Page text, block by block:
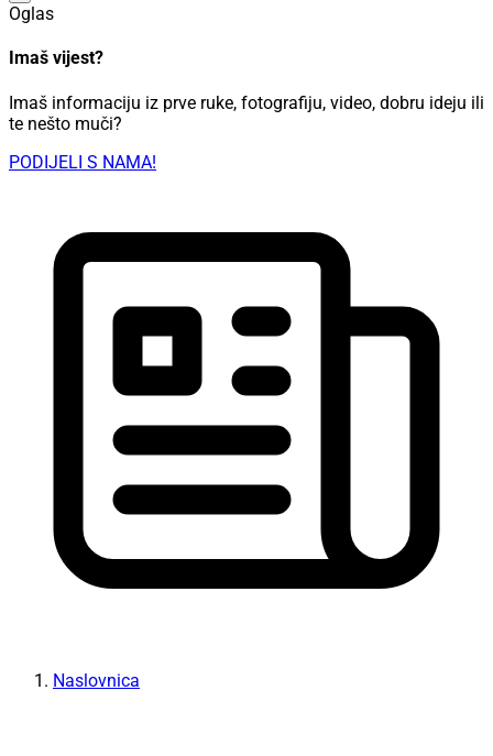
Oglas
Imaš vijest?
Imaš informaciju iz prve ruke, fotografiju, video, dobru ideju ili
te nešto muči?
PODIJELI S NAMA!
Naslovnica